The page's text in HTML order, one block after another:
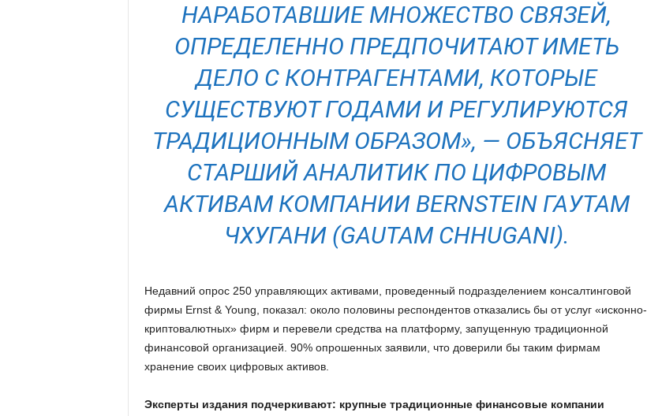
НАРАБОТАВШИЕ МНОЖЕСТВО СВЯЗЕЙ,
ОПРЕДЕЛЕННО ПРЕДПОЧИТАЮТ ИМЕТЬ
ДЕЛО С КОНТРАГЕНТАМИ, КОТОРЫЕ
СУЩЕСТВУЮТ ГОДАМИ И РЕГУЛИРУЮТСЯ
ТРАДИЦИОННЫМ ОБРАЗОМ», ― ОБЪЯСНЯЕТ
СТАРШИЙ АНАЛИТИК ПО ЦИФРОВЫМ
АКТИВАМ КОМПАНИИ BERNSTEIN ГАУТАМ
ЧХУГАНИ (GAUTAM CHHUGANI).
Недавний опрос 250 управляющих активами, проведенный подразделением консалтинговой
фирмы Ernst & Young, показал: около половины респондентов отказались бы от услуг «исконно-
криптовалютных» фирм и перевели средства на платформу, запущенную традиционной
финансовой организацией. 90% опрошенных заявили, что доверили бы таким фирмам
хранение своих цифровых активов.
Эксперты издания подчеркивают: крупные традиционные финансовые компании